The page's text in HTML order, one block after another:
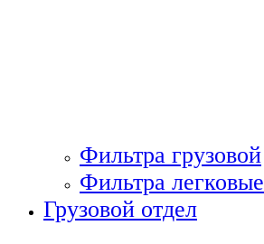
Фильтра грузовой
Фильтра легковые
Грузовой отдел